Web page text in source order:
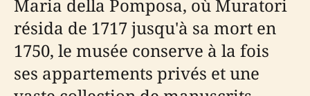
Maria della Pomposa, où Muratori
résida de 1717 jusqu'à sa mort en
1750, le musée conserve à la fois
ses appartements privés et une